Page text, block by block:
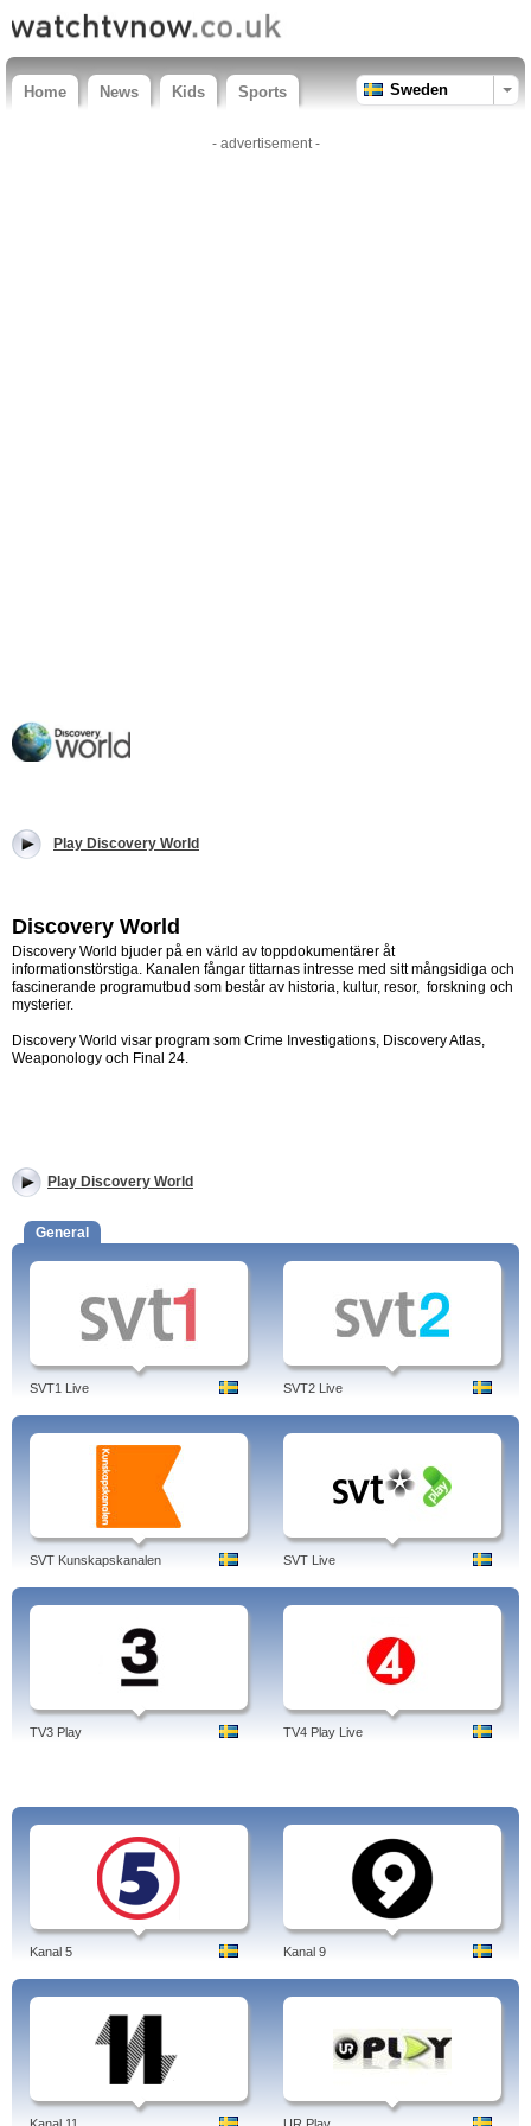
Home News Kids Sports Sweden
- advertisement -
Play Discovery World
Discovery World
Discovery World bjuder på en värld av toppdokumentärer åt
informationstörstiga. Kanalen fångar tittarnas intresse med sitt mångsidiga och
fascinerande programutbud som består av historia, kultur, resor, forskning och
mysterier.
Discovery World visar program som Crime Investigations, Discovery Atlas,
Weaponology och Final 24.
Play Discovery World
General
SVT1 Live SVT2 Live
SVT Kunskapskanalen SVT Live
TV3 Play TV4 Play Live
Kanal 5 Kanal 9